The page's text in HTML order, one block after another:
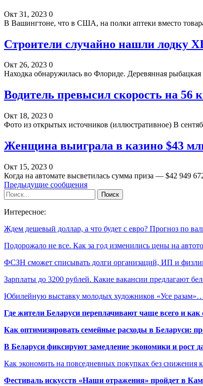
Окт 31, 2023 0
В Вашингтоне, что в США, на полки аптеки вместо
Строители случайно нашли лодку
Окт 26, 2023 0
Находка обнаружилась во Флориде. Деревянная
Водитель превысил скорость на
Окт 18, 2023 0
Фото из открытых источников (иллюстративное) В
Женщина выиграла в казино $43
Окт 15, 2023 0
Когда на автомате высветилась сумма приза — $42 949
Предыдущие сообщения
Интересное:
Ждем дешевый доллар, а что будет с евро? Прогноз по
Подорожало не все. Как за год изменились цены на
ФСЗН сможет списывать долги организаций, ИП и
Зарплаты до 3200 рублей. Какие вакансии предлагают
Юбилейную выставку молодых художников «Усе
Где жители Беларуси переплачивают чаще всего и
Как оптимизировать семейные расходы в Беларуси:
В Беларуси фиксируют замедление экономики и рост
Как экономить на повседневных покупках без снижения
Фестиваль искусств «Наши отражения» пройдет в